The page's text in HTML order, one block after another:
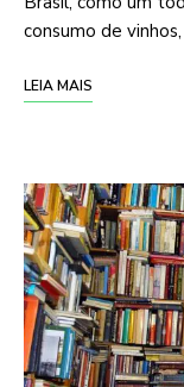
consumo de
LEIA MAIS